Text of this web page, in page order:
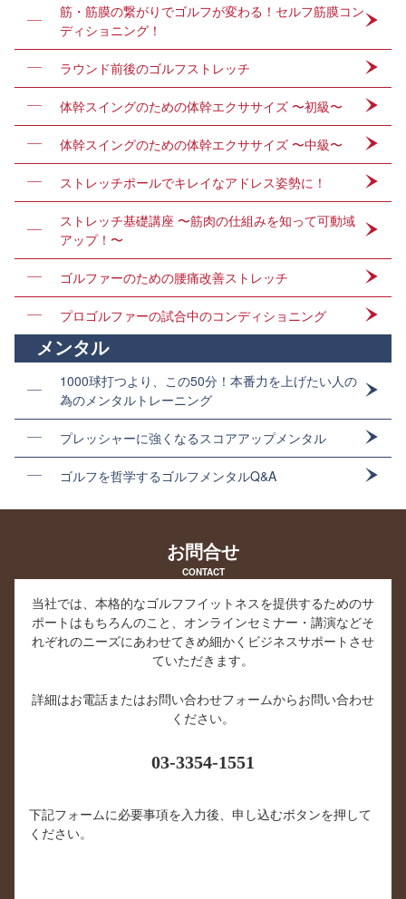
筋・筋膜の繋がりでゴルフが変わる！セルフ筋膜コン
ディショニング！
ラウンド前後のゴルフストレッチ
体幹スイングのための体幹エクササイズ 〜初級〜
体幹スイングのための体幹エクササイズ 〜中級〜
ストレッチポールでキレイなアドレス姿勢に！
ストレッチ基礎講座 〜筋肉の仕組みを知って可動域
アップ！〜
ゴルファーのための腰痛改善ストレッチ
プロゴルファーの試合中のコンディショニング
メンタル
1000球打つより、この50分！本番力を上げたい人の
為のメンタルトレーニング
プレッシャーに強くなるスコアアップメンタル
ゴルフを哲学するゴルフメンタルQ&A
お問合せ
CONTACT
当社では、本格的なゴルフフイットネスを提供するためのサ
ポートはもちろんのこと、オンラインセミナー・講演などそ
れぞれのニーズにあわせてきめ細かくビジネスサポートさせ
ていただきます。
詳細はお電話またはお問い合わせフォームからお問い合わせ
ください。
03-3354-1551
下記フォームに必要事項を入力後、申し込むボタンを押して
ください。